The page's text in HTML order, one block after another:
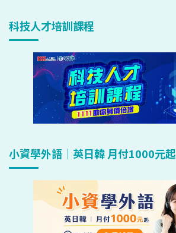
科技人才培訓課程
小資學外語｜英日韓 月付1000元起